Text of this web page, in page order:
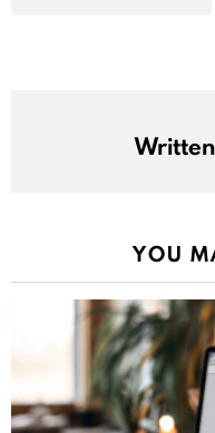
YOU